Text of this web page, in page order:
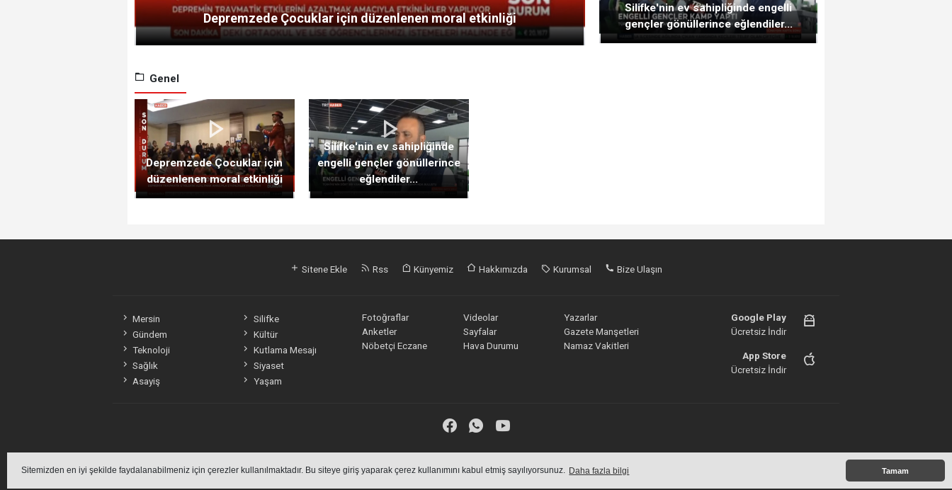
Sitemizden en iyi şekilde faydalanabilmeniz için çerezler kullanılmaktadır. Bu siteye giriş yaparak çerez kullanımını kabul etmiş sayılıyorsunuz. Daha fazla bilgi Tamam
Depremzede Çocuklar için düzenlenen moral etkinliği
Silifke'nin ev sahipliğinde engelli
gençler gönüllerince eğlendiler...
Genel
Depremzede Çocuklar için
düzenlenen moral etkinliği
Silifke'nin ev sahipliğinde
engelli gençler gönüllerince
eğlendiler...
Sitene Ekle Rss Künyemiz Hakkımızda Kurumsal Bize Ulaşın
Mersin
Silifke
Gündem
Kültür
Teknoloji
Kutlama Mesajı
Sağlık
Siyaset
Asayiş
Yaşam
Fotoğraflar Videolar
Yazarlar
Anketler
Sayfalar
Gazete Manşetleri
Nöbetçi Eczane
Hava Durumu Namaz Vakitleri
Google Play
Ücretsiz İndir
App Store
Ücretsiz İndir
Haber Yazılımı:Haber Sistemleri